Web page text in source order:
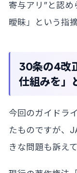
寄与アリ”と認
曖昧」という指
30条の4改
仕組みを」
今回のガイドラ
たものですが、
きな問題も訴えて